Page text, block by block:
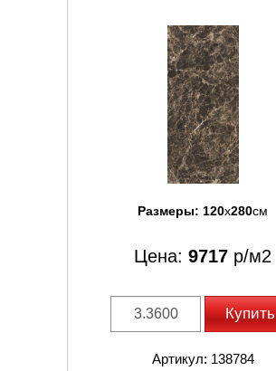
Размеры: 120x280см
Цена: 9717 р/м2
Купить
Артикул: 138784